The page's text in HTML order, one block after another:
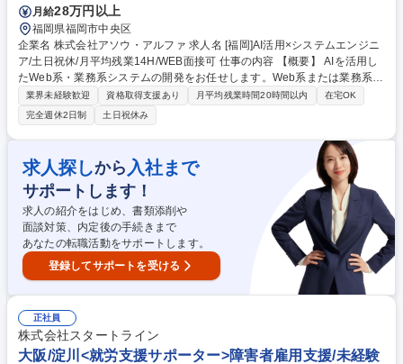
月給28万円以上
福岡県福岡市中央区
企業名 株式会社アソウ・アルファ 求人名 [福岡]AI活用×システムエンジニ
ア/土日祝休/月平均残業14H/WEB面接可 仕事の内容 【概要】 AIを活用し
たWeb系・業務系システムの開発をお任せします。Web系または業務系の
開発経験を活かして、最先端の技術に挑戦できます。 【案件例】 ・ロボ
ットの見守りシステム（Java） ・製造業向け採算管理システム（Java、
React） ・自社内向け採用管理システム 等 ※自社拠点での勤務想定、ス
キルによってはお客様先案件も検討 ※業務内容の将来的な変更範囲：当社
業務全般 募集職種 [福岡]AI活用×システムエンジニア/土日祝休/月平均残業
14H/WEB面接可
業界未経験歓迎 資格取得支援あり 月平均残業時間20時間以内
在宅OK
完全週休2日制
土日祝休み
求人探しから 入社まで
サポートします！
求人の紹介をはじめ、書類添削や
面談対策、内定後の手続きまで
あなたの転職活動をサポートします。
登録してサポートを受ける
正社員
株式会社スタートライン
大阪/淀川<就労支援サポーター>障害者雇用支援/未経験